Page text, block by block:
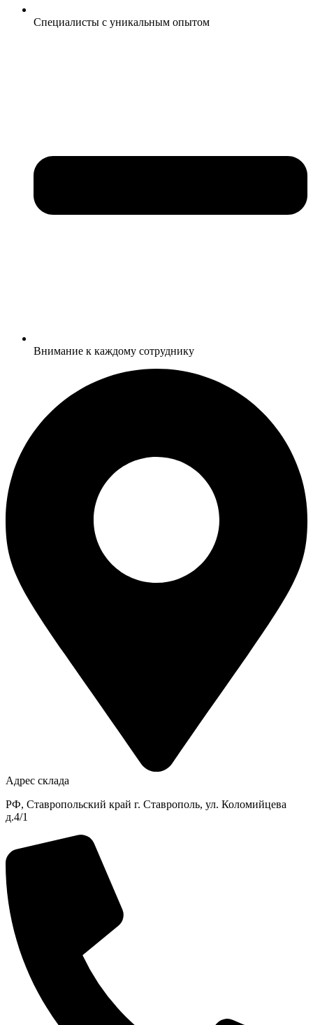
Специалисты с уникальным опытом
Внимание к каждому сотруднику
Адрес склада
РФ, Ставропольский край г. Ставрополь, ул. Коломийцева
д.4/1